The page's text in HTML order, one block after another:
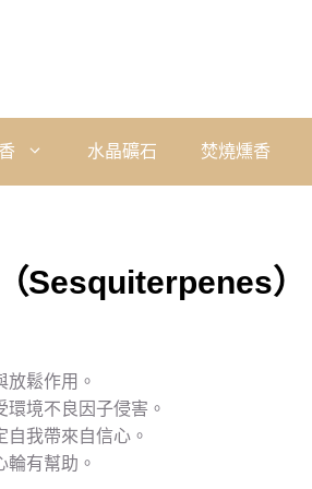
水晶礦石 焚燒燻香
Sesquiterpenes）
放鬆作用。
境不良因子侵害。
我帶來自信心。
輪有幫助。